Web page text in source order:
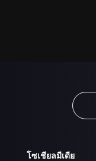
โซเชียลมีเดีย